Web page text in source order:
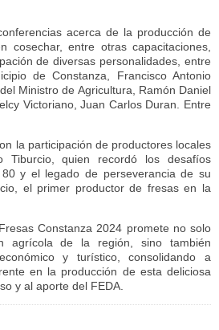
acerca de la producción de
cosechar, entre otras capacitaciones,
de diversas personalidades, entre
de Constanza, Francisco Antonio
Ministro de Agricultura, Ramón Daniel
Victoriano, Juan Carlos Duran. Entre
la participación de productores locales
Tiburcio, quien recordó los desafíos
y el legado de perseverancia de su
el primer productor de fresas en la
Constanza 2024 promete no solo
agrícola de la región, sino también
y turístico, consolidando a
en la producción de esta deliciosa
y al aporte del FEDA.